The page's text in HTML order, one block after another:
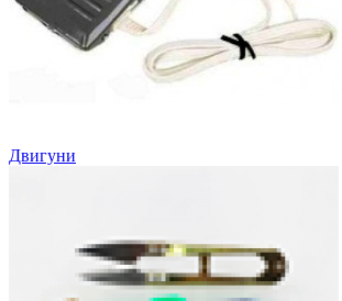
Двигуни